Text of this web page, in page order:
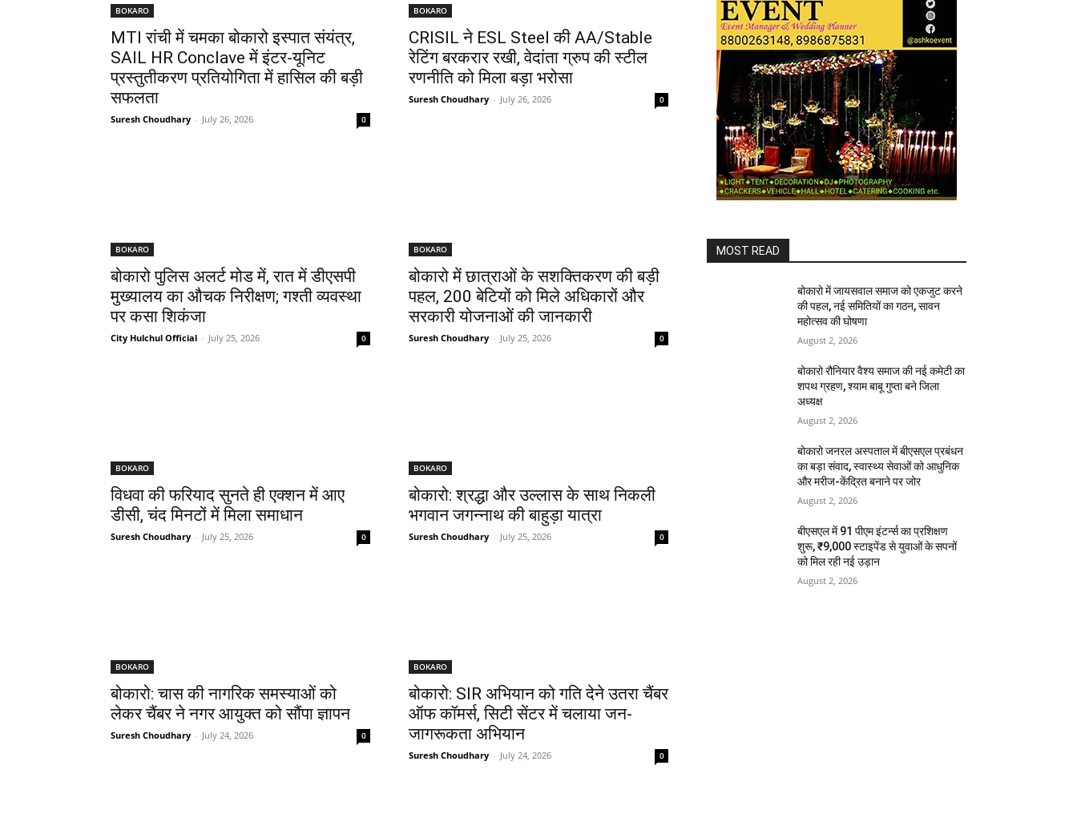
BOKARO
MTI रांची में चमका बोकारो इस्पात संयंत्र,
SAIL HR Conclave में इंटर-यूनिट
प्रस्तुतीकरण प्रतियोगिता में हासिल की बड़ी
सफलता
Suresh Choudhary - July 26, 2026 0
BOKARO
CRISIL ने ESL Steel की AA/Stable
रेटिंग बरकरार रखी, वेदांता ग्रुप की स्टील
रणनीति को मिला बड़ा भरोसा
Suresh Choudhary - July 26, 2026 0
BOKARO
बोकारो पुलिस अलर्ट मोड में, रात में डीएसपी
मुख्यालय का औचक निरीक्षण; गश्ती व्यवस्था
पर कसा शिकंजा
City Hulchul Official - July 25, 2026 0
BOKARO
बोकारो में छात्राओं के सशक्तिकरण की बड़ी
पहल, 200 बेटियों को मिले अधिकारों और
सरकारी योजनाओं की जानकारी
Suresh Choudhary - July 25, 2026 0
BOKARO
विधवा की फरियाद सुनते ही एक्शन में आए
डीसी, चंद मिनटों में मिला समाधान
Suresh Choudhary - July 25, 2026 0
BOKARO
बोकारो: श्रद्धा और उल्लास के साथ निकली
भगवान जगन्नाथ की बाहुड़ा यात्रा
Suresh Choudhary - July 25, 2026 0
BOKARO
बोकारो: चास की नागरिक समस्याओं को
लेकर चैंबर ने नगर आयुक्त को सौंपा ज्ञापन
Suresh Choudhary - July 24, 2026 0
BOKARO
बोकारो: SIR अभियान को गति देने उतरा चैंबर
ऑफ कॉमर्स, सिटी सेंटर में चलाया जन-
जागरूकता अभियान
Suresh Choudhary - July 24, 2026 0
MOST READ
बोकारो में जायसवाल समाज को एकजुट करने
की पहल, नई समितियों का गठन, सावन
महोत्सव की घोषणा
August 2, 2026
बोकारो रौनियार वैश्य समाज की नई कमेटी का
शपथ ग्रहण, श्याम बाबू गुप्ता बने जिला
अध्यक्ष
August 2, 2026
बोकारो जनरल अस्पताल में बीएसएल प्रबंधन
का बड़ा संवाद, स्वास्थ्य सेवाओं को आधुनिक
और मरीज-केंद्रित बनाने पर जोर
August 2, 2026
बीएसएल में 91 पीएम इंटर्न्स का प्रशिक्षण
शुरू, ₹9,000 स्टाइपेंड से युवाओं के सपनों
को मिल रही नई उड़ान
August 2, 2026